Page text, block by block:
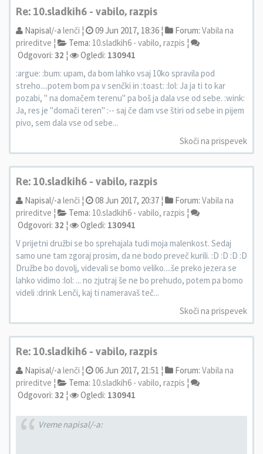
Re: 10.sladkih6 - vabilo, razpis
Napisal/-a lenči ¦ 09 Jun 2017, 18:36 ¦ Forum: Vabila na
prireditve ¦ Tema: 10.sladkih6 - vabilo, razpis ¦
Odgovori: 32 ¦ Ogledi: 130941
:argue: :bum: upam, da bom lahko vsaj 10ko spravila pod
streho....potem bom pa v senčki in :toast: :lol: Ja ja ti to kar
pozabi, " na domačem terenu" pa boš ja dala vse od sebe. :wink:
Ja, res je "domači teren" :-- saj če dam vse štiri od sebe in pijem
pivo, sem dala vse od sebe...
Skoči na prispevek
Re: 10.sladkih6 - vabilo, razpis
Napisal/-a lenči ¦ 08 Jun 2017, 20:37 ¦ Forum: Vabila na
prireditve ¦ Tema: 10.sladkih6 - vabilo, razpis ¦
Odgovori: 32 ¦ Ogledi: 130941
V prijetni družbi se bo sprehajala tudi moja malenkost. Sedaj
samo une tam zgoraj prosim, da ne bodo preveč kurili. :D :D :D :D
Družbe bo dovolj, videvali se bomo veliko....še preko jezera se
lahko vidimo :lol: ... no zjutraj še ne bo prehudo, potem pa bomo
videli :drink Lenči, kaj ti nameravaš teč...
Skoči na prispevek
Re: 10.sladkih6 - vabilo, razpis
Napisal/-a lenči ¦ 06 Jun 2017, 21:51 ¦ Forum: Vabila na
prireditve ¦ Tema: 10.sladkih6 - vabilo, razpis ¦
Odgovori: 32 ¦ Ogledi: 130941
Vreme napisal/-a: